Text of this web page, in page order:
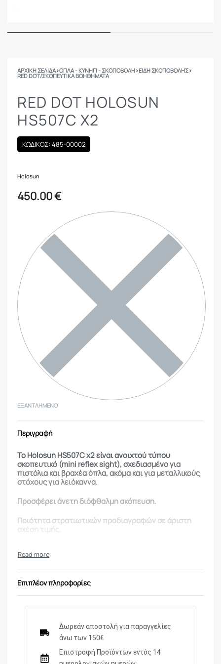
ΑΡΧΙΚΉ ΣΕΛΊΔΑ›ΟΠΛΑ - ΚΥΝΗΓΙ - ΣΚΟΠΟΒΟΛΗ›ΕΙΔΗ ΣΚΟΠΟΒΟΛΗΣ›
RED DOT/ΣΚΟΠΕΥΤΙΚΆ ΒΟΗΘΉΜΑΤΑ
RED DOT HOLOSUN
HS507C X2
ΚΩΔΙΚΟΣ: 485-00002
Holosun
450.00€
ΕΞΑΝΤΛΗΜΈΝΟ
Περιγραφή
Το Holosun HS507C x2 είναι ανοιχτού τύπου
σκοπευτικό (mini reflex sight), σχεδιασμένο για
πιστόλια και βραχέα όπλα, ακόμα και για μεταλλικούς
στόχους για λειόκαννα.
Προσφέρει άνετη διόφθαλμη σκόπευση.
Ποιότητα στρατιωτικών προδιαγραφών σε άριστη
σχέση τιμής.
– Αυτονομία μπαταρίας 20.000 – 50.000 ώρες
– Multi-Reticle System: Επιλογή μεταξύ 3 τύπων
στόχαστρου: (α) κύκλο (β) κουκίδα (γ) κύκλο με
– Solar Failsafe: Υποβοήθηση ηλιακής ενέργειας στη
– Shake Awake: Επανέρχεται αυτόματα σε λειτουργία
Επιπλέον πληροφορίες
Δωρεάν αποστολή για παραγγελίες
άνω των 150€
Επιστροφή Προϊόντων εντός 14